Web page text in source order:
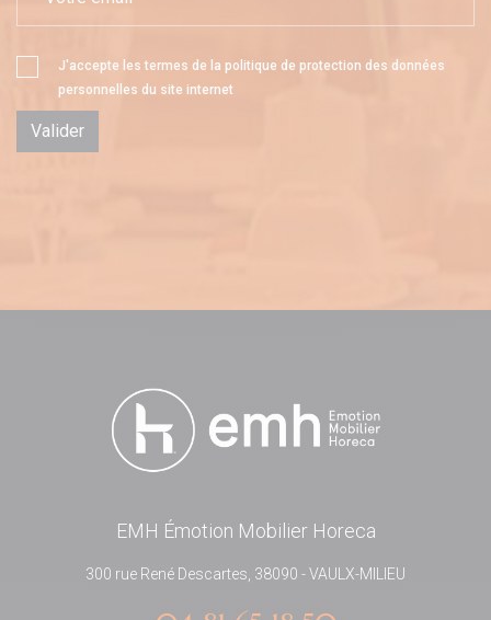
J'accepte les termes de la politique de protection des données
personnelles du site internet
Valider
EMH Émotion Mobilier Horeca
300 rue René Descartes, 38090 - VAULX-MILIEU